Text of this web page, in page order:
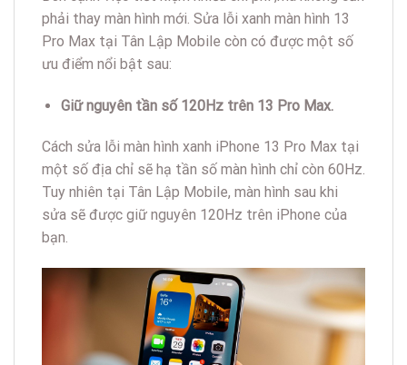
phải thay màn hình mới. Sửa lỗi xanh màn hình 13
Pro Max tại Tân Lập Mobile còn có được một số
ưu điểm nổi bật sau:
Giữ nguyên tần số 120Hz trên 13 Pro Max.
Cách sửa lỗi màn hình xanh iPhone 13 Pro Max tại
một số địa chỉ sẽ hạ tần số màn hình chỉ còn 60Hz.
Tuy nhiên tại Tân Lập Mobile, màn hình sau khi
sửa sẽ được giữ nguyên 120Hz trên iPhone của
bạn.